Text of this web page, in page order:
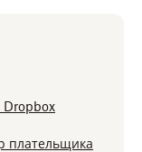
Dropbox
плательщика